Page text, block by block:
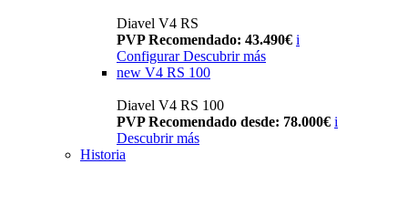
Diavel V4 RS
PVP Recomendado: 43.490€ i
Configurar Descubrir más
new V4 RS 100
Diavel V4 RS 100
PVP Recomendado desde: 78.000€ i
Descubrir más
Historia